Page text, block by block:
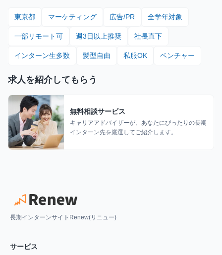
東京都 マーケティング 広告/PR 全学年対象
一部リモート可 週3日以上推奨 社長直下
インターン生多数 髪型自由 私服OK ベンチャー
求人を紹介してもらう
無料相談サービス
キャリアアドバイザーが、あなたにぴったりの長期
インターン先を厳選してご紹介します。
長期インターンサイトRenew(リニュー)
サービス